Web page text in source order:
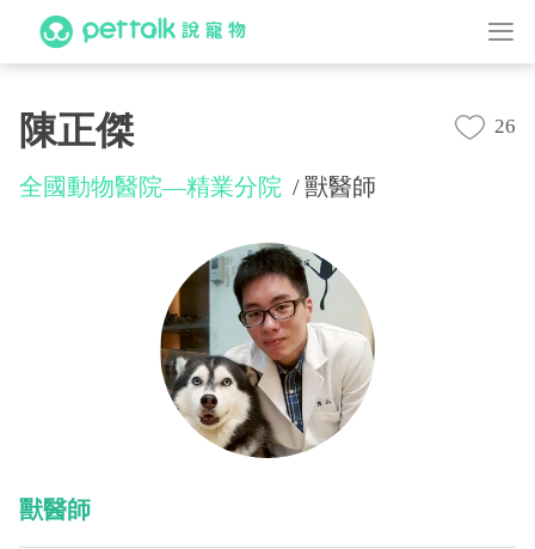
陳正傑
全國動物醫院—精業分院 獸醫師
26
獸醫師